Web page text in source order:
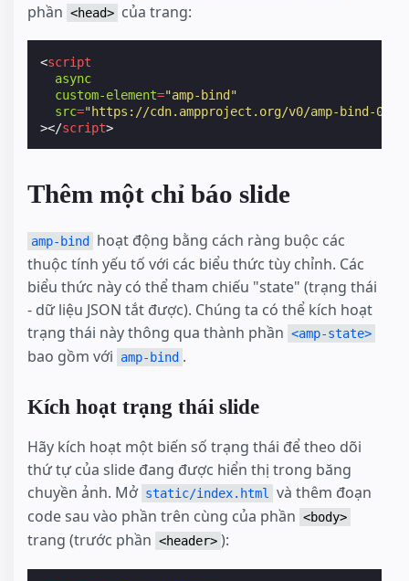
phần <head> của trang:
<script
async
custom-element="amp-bind"
src="https://cdn.ampproject.org/v0/amp-bind-
></script>
Thêm một chỉ báo slide
amp-bind hoạt động bằng cách ràng buộc các
thuộc tính yếu tố với các biểu thức tùy chỉnh. Các
biểu thức này có thể tham chiếu "state" (trạng thái
- dữ liệu JSON tắt được). Chúng ta có thể kích hoạt
trạng thái này thông qua thành phần <amp-state>
bao gồm với amp-bind .
Kích hoạt trạng thái slide
Hãy kích hoạt một biến số trạng thái để theo dõi
thứ tự của slide đang được hiển thị trong băng
chuyền ảnh. Mở static/index.html
và thêm đoạn
code sau vào phần trên cùng của phần <body>
trang (trước phần <header> ):